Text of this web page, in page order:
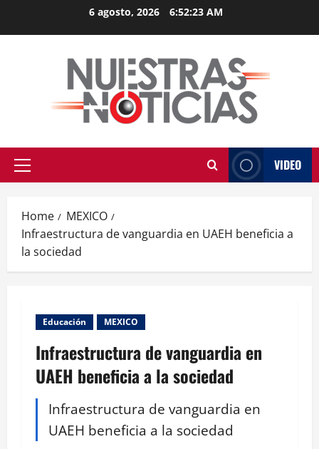
6 agosto, 2026 6:52:24 AM
Primary
VIDEO
Home
MEXICO
Infraestructura de vanguardia en UAEH beneficia a
la sociedad
Educación MEXICO
Infraestructura de vanguardia en
UAEH beneficia a la sociedad
Infraestructura de vanguardia en
UAEH beneficia a la sociedad